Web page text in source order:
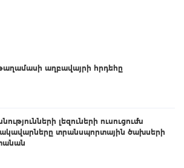
աղբավայրի հրդեհը
լեզուների ուսուցումն
տրանսպորտային ծախսերի